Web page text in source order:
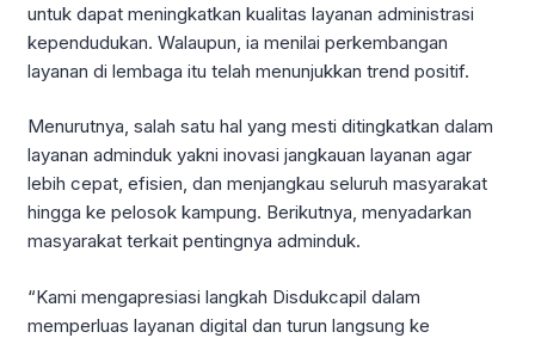
untuk dapat meningkatkan kualitas layanan administrasi
kependudukan. Walaupun, ia menilai perkembangan
layanan di lembaga itu telah menunjukkan trend positif.
Menurutnya, salah satu hal yang mesti ditingkatkan dalam
layanan adminduk yakni inovasi jangkauan layanan agar
lebih cepat, efisien, dan menjangkau seluruh masyarakat
hingga ke pelosok kampung. Berikutnya, menyadarkan
masyarakat terkait pentingnya adminduk.
“Kami mengapresiasi langkah Disdukcapil dalam
memperluas layanan digital dan turun langsung ke